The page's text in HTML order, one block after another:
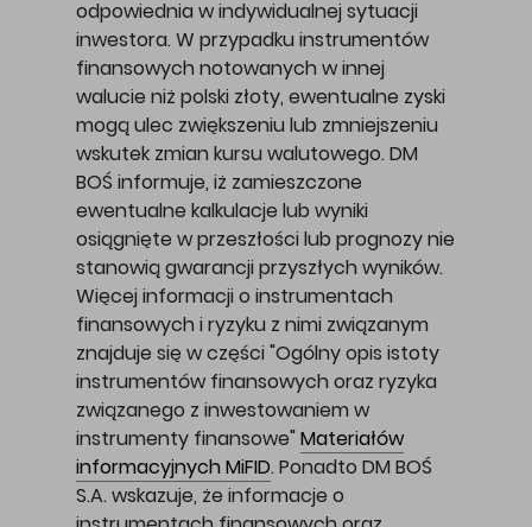
odpowiednia w indywidualnej sytuacji
inwestora. W przypadku instrumentów
finansowych notowanych w innej
walucie niż polski złoty, ewentualne zyski
mogą ulec zwiększeniu lub zmniejszeniu
wskutek zmian kursu walutowego. DM
BOŚ informuje, iż zamieszczone
ewentualne kalkulacje lub wyniki
osiągnięte w przeszłości lub prognozy nie
stanowią gwarancji przyszłych wyników.
Więcej informacji o instrumentach
finansowych i ryzyku z nimi związanym
znajduje się w części "Ogólny opis istoty
instrumentów finansowych oraz ryzyka
związanego z inwestowaniem w
instrumenty finansowe" Materiałów
informacyjnych MiFID. Ponadto DM BOŚ
S.A. wskazuje, że informacje o